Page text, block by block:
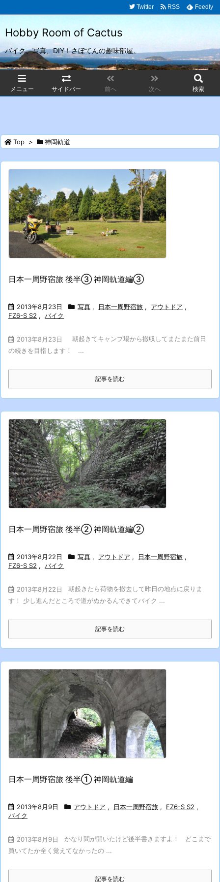
Hobby Room of Cactus
バイク、写真、DIY！さぼてんの趣味部屋。
メニュー サイドバー 前へ 次へ 検索
Twitter RSS Feedly
Top > 神岡軌道
日本一周野宿旅 後半③ 神岡軌道編③
2013年8月23日 写真 , 日本一周野宿旅 , アウトドア ,
FZ6-S S2 , バイク
2013年8月23日
朝起きてキャンプ場から撤収してまたまた前日
の続きを目指します！ ...
記事を読む
日本一周野宿旅 後半② 神岡軌道編②
2013年8月22日 写真 , アウトドア , 日本一周野宿旅 ,
FZ6-S S2 , バイク
2013年8月22日
朝起きたら荷物を撤去して昨日の地点に戻りま
す！ 少し進んだところで道がぬかるんできてバイク ...
記事を読む
日本一周野宿旅 後半① 神岡軌道編
2013年8月9日 アウトドア , 日本一周野宿旅 , FZ6-S S2 ,
バイク
2013年8月9日
かなり間が開いたけど後半書きますよ！ どこまで
買いてたか全く覚えてなかったの ...
記事を読む